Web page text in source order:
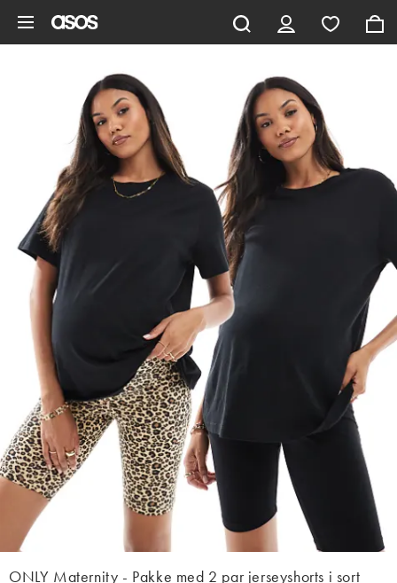
ONLY Maternity - Pakke med 2 par jerseyshorts i sort